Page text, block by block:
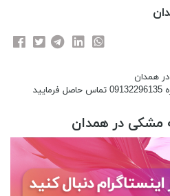
همدان
مشکی در همدان